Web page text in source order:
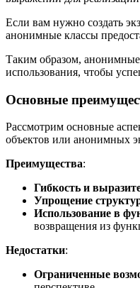
Если вам нужно создать
анонимные классы
Таким образом,
использования, чтобы
Основные
Рассмотрим основные
объектов или анонимных
Преимущества:
Гибкость и
Упрощение
Использование в
возвращения из
Недостатки:
Ограниченные